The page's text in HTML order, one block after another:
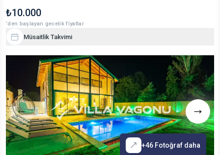
₺10.000
‘den başlayan gecelik fiyatlar
Müsaitlik Takvimi
+46 Fotoğraf daha